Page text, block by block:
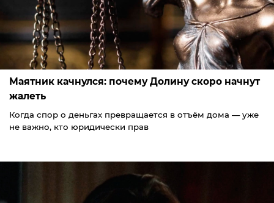
Маятник качнулся: почему Долину скоро начнут
жалеть
Когда спор о деньгах превращается в отъём дома — уже
не важно, кто юридически прав